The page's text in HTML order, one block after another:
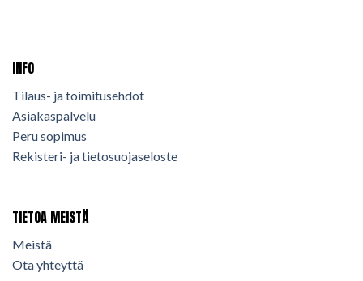
INFO
Tilaus- ja toimitusehdot
Asiakaspalvelu
Peru sopimus
Rekisteri- ja tietosuojaseloste
TIETOA MEISTÄ
Meistä
Ota yhteyttä